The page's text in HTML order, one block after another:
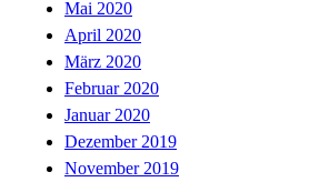
Mai 2020
April 2020
März 2020
Februar 2020
Januar 2020
Dezember 2019
November 2019